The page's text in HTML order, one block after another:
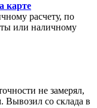
карте
расчету, по
или наличному
не замерял,
Вывозил со склада в